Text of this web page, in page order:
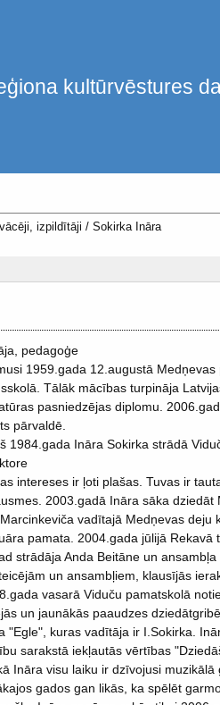
kultūrvēstures
izpildītāji / Sokirka Ināra
pedagoģe
1959.gada 12.augustā
Tālāk mācības turpināja
pasniedzējas diplomu.
pārvaldē.
1984.gada Ināra Sokirka strādā
intereses ir ļoti plašas. Tuvas ir
2003.gadā Ināra sāka
vadītajā Medņevas deju
pamata. 2004.gada jūlijā
strādāja Anda Beitāne un
un ansambļiem, klausījās
vasarā Viduču pamatskolā
un jaunākās paaudzes
"Egle", kuras vadītāja ir I.Sokirka.
sarakstā iekļautās vērtības
Ināra visu laiku ir dzīvojusi
gados gan likās, ka spēlēt